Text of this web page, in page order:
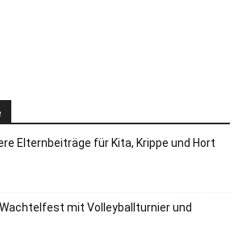
Elternbeiträge für Kita, Krippe und Hort
mit Volleyballturnier und